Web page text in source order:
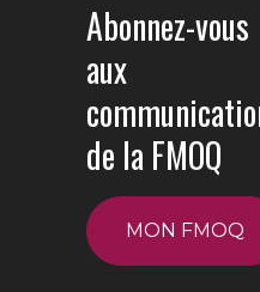
Abonnez-vous
aux
de la FMOQ
MON FMOQ